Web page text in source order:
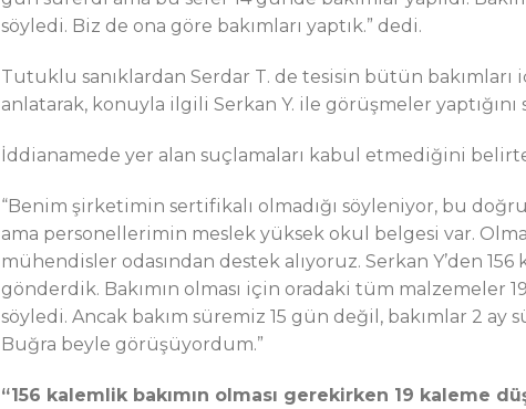
söyledi. Biz de ona göre bakımları yaptık.” dedi.
Tutuklu sanıklardan Serdar T. de tesisin bütün
anlatarak, konuyla ilgili Serkan Y. ile görüşmeler yaptığını
İddianamede yer alan suçlamaları kabul etmediğini
“Benim şirketimin sertifikalı olmadığı söyleniyor, bu
ama personellerimin meslek yüksek okul belgesi var.
mühendisler odasından destek alıyoruz. Serkan Y’den
gönderdik. Bakımın olması için oradaki tüm malzemeler
söyledi. Ancak bakım süremiz 15 gün değil, bakımlar 2 ay
Buğra beyle görüşüyordum.”
“156 kalemlik bakımın olması gerekirken 19 kaleme